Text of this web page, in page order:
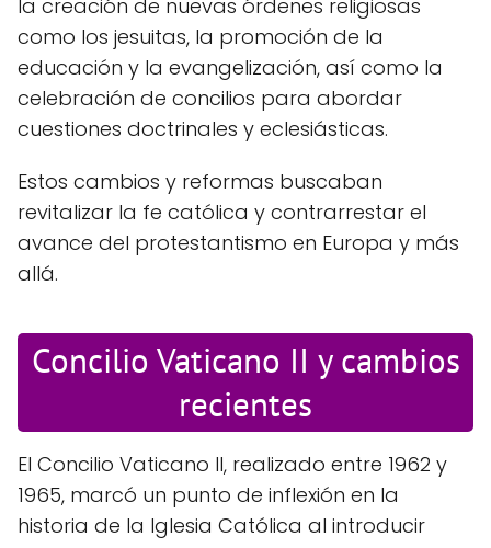
la creación de nuevas órdenes religiosas
como los jesuitas, la promoción de la
educación y la evangelización, así como la
celebración de concilios para abordar
cuestiones doctrinales y eclesiásticas.
Estos cambios y reformas buscaban
revitalizar la fe católica y contrarrestar el
avance del protestantismo en Europa y más
allá.
Concilio Vaticano II y cambios
recientes
El Concilio Vaticano II, realizado entre 1962 y
1965, marcó un punto de inflexión en la
historia de la Iglesia Católica al introducir